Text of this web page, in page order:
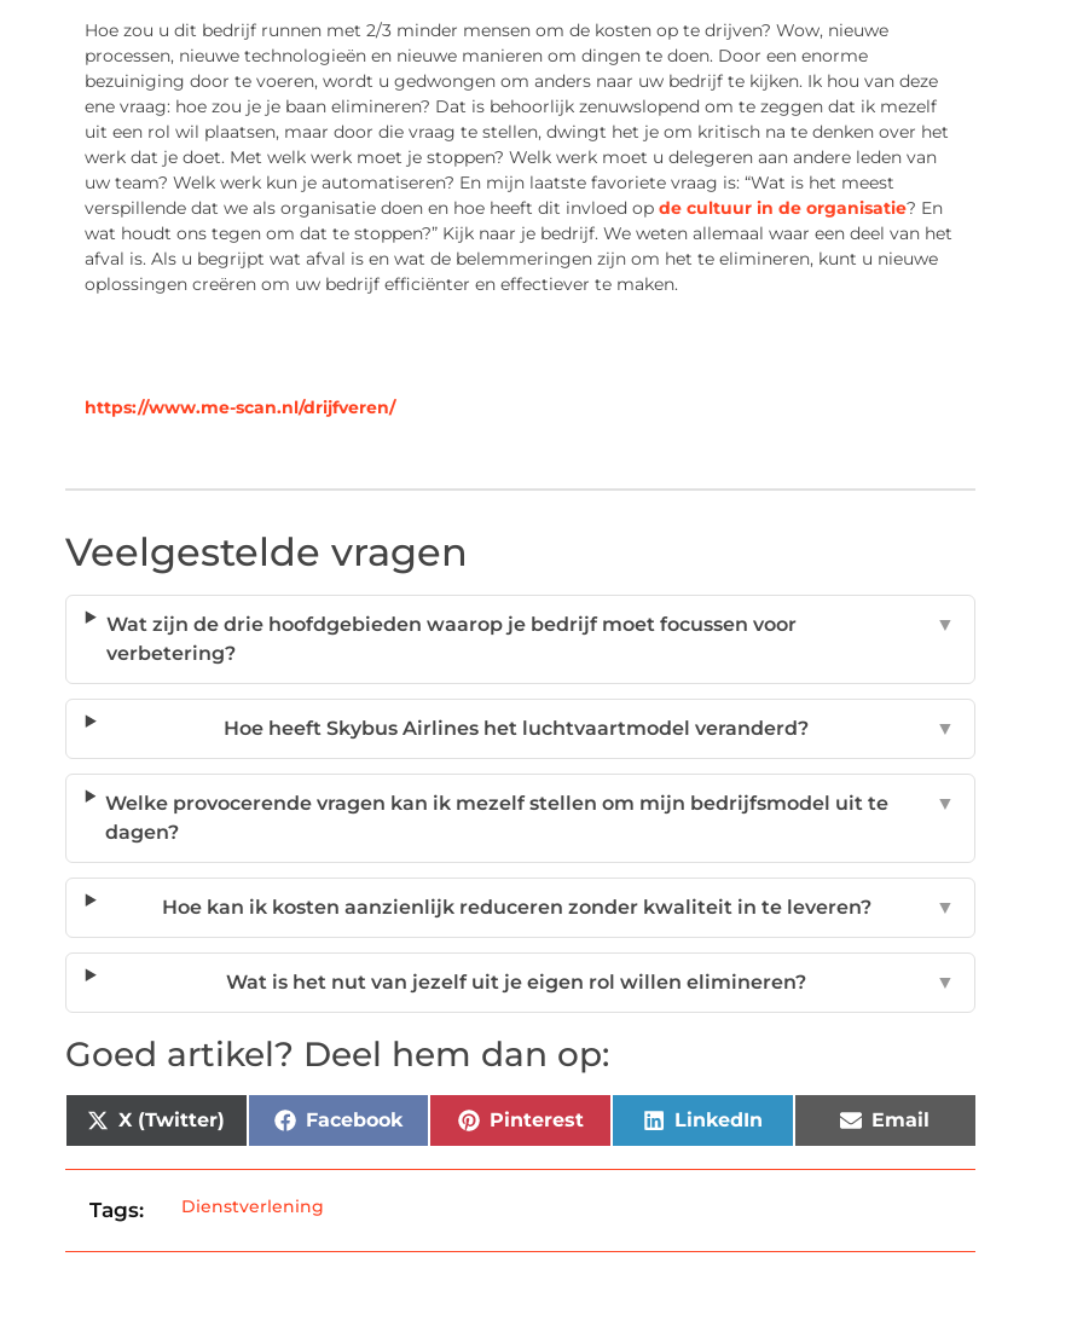
Hoe zou u dit bedrijf runnen met 2/3 minder mensen om de kosten op te drijven? Wow, nieuwe
processen, nieuwe technologieën en nieuwe manieren om dingen te doen. Door een enorme
bezuiniging door te voeren, wordt u gedwongen om anders naar uw bedrijf te kijken. Ik hou van deze
ene vraag: hoe zou je je baan elimineren? Dat is behoorlijk zenuwslopend om te zeggen dat ik mezelf
uit een rol wil plaatsen, maar door die vraag te stellen, dwingt het je om kritisch na te denken over het
werk dat je doet. Met welk werk moet je stoppen? Welk werk moet u delegeren aan andere leden van
uw team? Welk werk kun je automatiseren? En mijn laatste favoriete vraag is: “Wat is het meest
verspillende dat we als organisatie doen en hoe heeft dit invloed op de cultuur in de organisatie? En
wat houdt ons tegen om dat te stoppen?” Kijk naar je bedrijf. We weten allemaal waar een deel van het
afval is. Als u begrijpt wat afval is en wat de belemmeringen zijn om het te elimineren, kunt u nieuwe
oplossingen creëren om uw bedrijf efficiënter en effectiever te maken.
https://www.me-scan.nl/drijfveren/
Veelgestelde vragen
Wat zijn de drie hoofdgebieden waarop je bedrijf moet focussen voor
verbetering?
▼
Hoe heeft Skybus Airlines het luchtvaartmodel veranderd? ▼
Welke provocerende vragen kan ik mezelf stellen om mijn bedrijfsmodel uit te
dagen?
▼
Hoe kan ik kosten aanzienlijk reduceren zonder kwaliteit in te leveren? ▼
Wat is het nut van jezelf uit je eigen rol willen elimineren? ▼
Goed artikel? Deel hem dan op:
X (Twitter) Facebook Pinterest LinkedIn Email
Tags: Dienstverlening